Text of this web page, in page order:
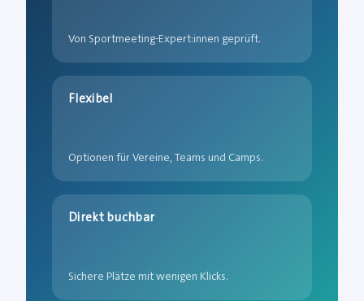
Von Sportmeeting-Expert:innen geprüft.
Flexibel
Optionen für Vereine, Teams und Camps.
Direkt buchbar
Sichere Plätze mit wenigen Klicks.